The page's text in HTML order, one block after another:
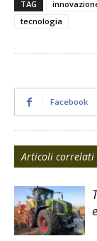
TAG
tecnologia
Facebook
Articoli correlati